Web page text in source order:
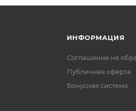
ИНФОРМАЦИЯ
Соглашение на
Публичная оферта
Бонусная система